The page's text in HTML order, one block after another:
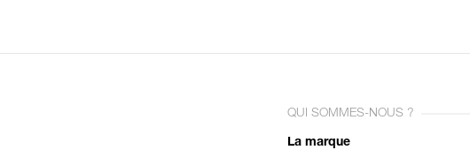
QUI SOMMES-NOUS ?
La marque